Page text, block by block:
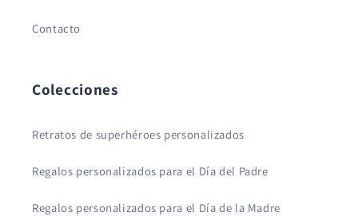
Contacto
Colecciones
Retratos de superhéroes personalizados
Regalos personalizados para el Día del Padre
Regalos personalizados para el Día de la Madre